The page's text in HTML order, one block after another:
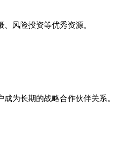
风险投资等优秀资源。
为长期的战略合作伙伴关系。